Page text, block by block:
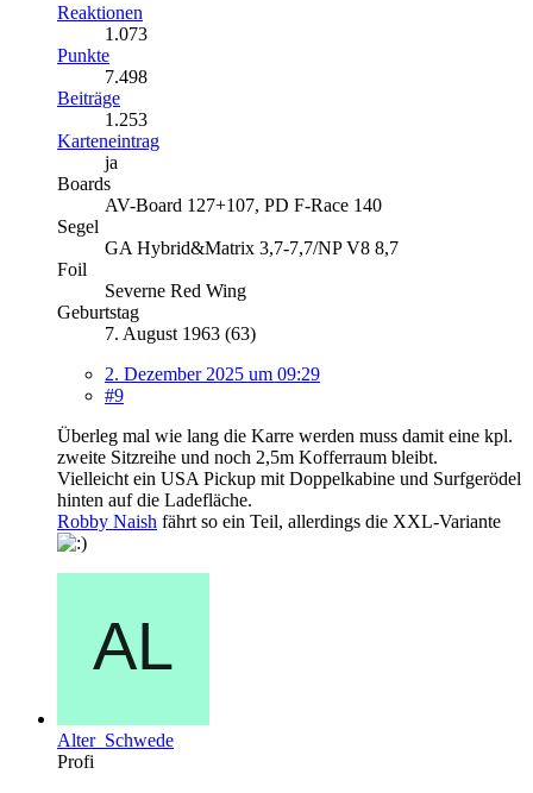
Reaktionen
1.073
Punkte
7.498
Beiträge
1.253
Karteneintrag
ja
Boards
AV-Board 127+107, PD F-Race 140
Segel
GA Hybrid&Matrix 3,7-7,7/NP V8 8,7
Foil
Severne Red Wing
Geburtstag
7. August 1963 (63)
2. Dezember 2025 um 09:29
#9
Überleg mal wie lang die Karre werden muss damit eine kpl.
zweite Sitzreihe und noch 2,5m Kofferraum bleibt.
Vielleicht ein USA Pickup mit Doppelkabine und Surfgerödel
hinten auf die Ladefläche.
Robby Naish fährt so ein Teil, allerdings die XXL-Variante
Alter_Schwede
Profi